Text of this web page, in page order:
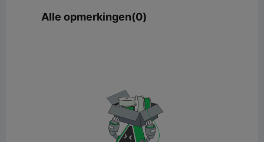
Alle opmerkingen(0)